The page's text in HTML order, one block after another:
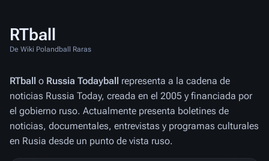
RTball
De Wiki Polandball Raras
RTball o Russia Todayball representa a la cadena de
noticias Russia Today, creada en el 2005 y financiada por
el gobierno ruso. Actualmente presenta boletines de
noticias, documentales, entrevistas y programas culturales
en Rusia desde un punto de vista ruso.